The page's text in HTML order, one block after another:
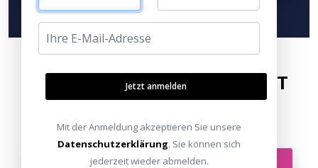
ELEGANT GEFORMT, PERFEKT
ABGESTIMMT
Jetzt anmelden
Mit der Anmeldung akzeptieren Sie unsere
Datenschutzerklärung. Sie können sich
jederzeit wieder abmelden.